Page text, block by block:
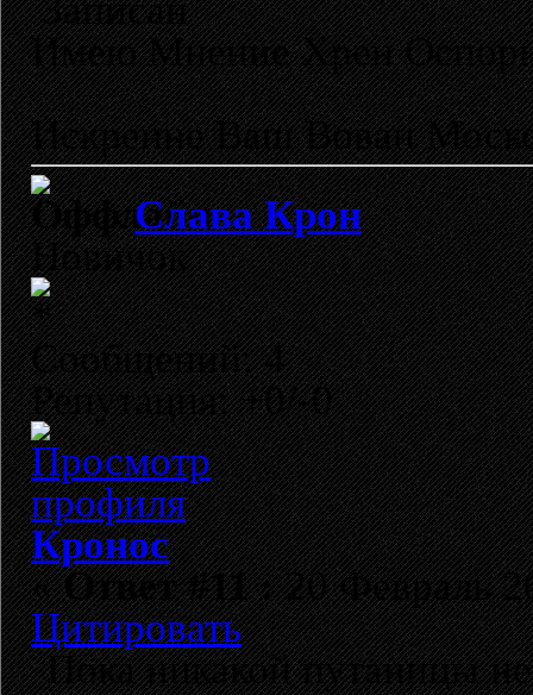
Записан
Имею Мнение Хрен
Искренне Ваш Вован
Слава Крон
Новичок
Сообщений: 4
Репутация: +0/-0
Кронос
«Ответ #11 :20 Февраль
Цитировать
Пока никакой путаницы